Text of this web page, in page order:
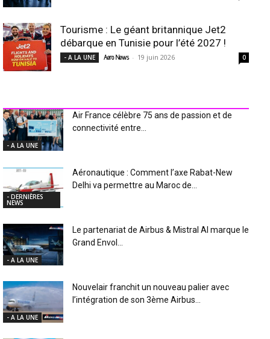
Tourisme : Le géant britannique Jet2
débarque en Tunisie pour l’été 2027 !
- A LA UNE Aero News - 19 juin 2026 0
- A LA UNE
Air France célèbre 75 ans de passion et de
connectivité entre...
- DERNIÈRES
NEWS
Aéronautique : Comment l’axe Rabat-New
Delhi va permettre au Maroc de...
- A LA UNE
Le partenariat de Airbus & Mistral AI marque le
Grand Envol...
- A LA UNE
Nouvelair franchit un nouveau palier avec
l’intégration de son 3ème Airbus...